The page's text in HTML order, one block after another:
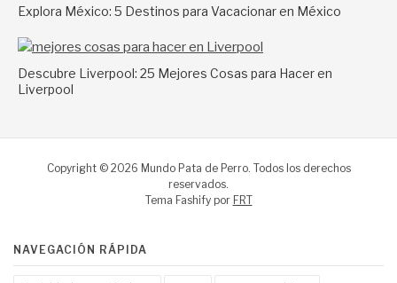
Explora México: 5 Destinos para Vacacionar en México
Descubre Liverpool: 25 Mejores Cosas para Hacer en
Liverpool
Copyright © 2026 Mundo Pata de Perro. Todos los derechos
reservados.
Tema Fashify por FRT
NAVEGACIÓN RÁPIDA